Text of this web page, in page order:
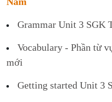
Grammar Unit 3 SGK
Vocabulary - Phần từ
mới
Getting started Unit 3